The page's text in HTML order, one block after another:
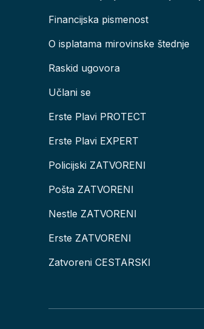
Financijska pismenost
O isplatama mirovinske štednje
Raskid ugovora
Učlani se
Erste Plavi PROTECT
Erste Plavi EXPERT
Policijski ZATVORENI
Pošta ZATVORENI
Nestle ZATVORENI
Erste ZATVORENI
Zatvoreni CESTARSKI